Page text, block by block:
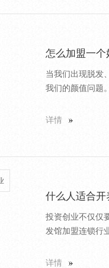
怎么加盟一
当我们出现脱发
我们的颜值问题
详情
什么人适合
投资创业不仅仅
发馆加盟连锁行
详情